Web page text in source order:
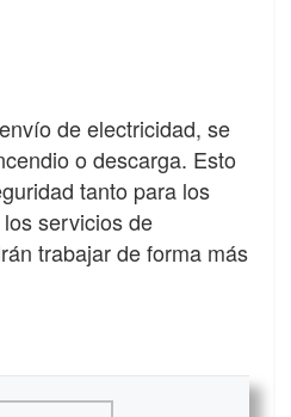
de electricidad, se
o descarga. Esto
tanto para los
servicios de
trabajar de forma más